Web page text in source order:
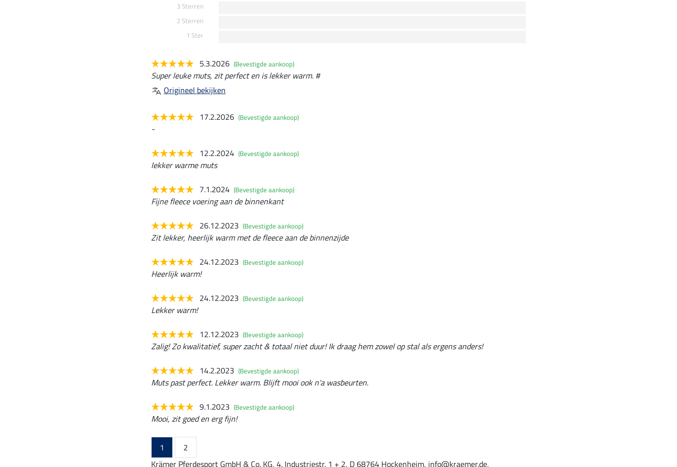
3 Sterren
2 Sterren
1 Ster
5.3.2026 (Bevestigde aankoop)
Super leuke muts, zit perfect en is lekker warm. #
Origineel bekijken
17.2.2026 (Bevestigde aankoop)
-
12.2.2024 (Bevestigde aankoop)
lekker warme muts
7.1.2024 (Bevestigde aankoop)
Fijne fleece voering aan de binnenkant
26.12.2023 (Bevestigde aankoop)
Zit lekker, heerlijk warm met de fleece aan de binnenzijde
24.12.2023 (Bevestigde aankoop)
Heerlijk warm!
24.12.2023 (Bevestigde aankoop)
Lekker warm!
12.12.2023 (Bevestigde aankoop)
Zalig! Zo kwalitatief, super zacht & totaal niet duur! Ik draag hem zowel op stal als ergens anders!
14.2.2023 (Bevestigde aankoop)
Muts past perfect. Lekker warm. Blijft mooi ook n'a wasbeurten.
9.1.2023 (Bevestigde aankoop)
Mooi, zit goed en erg fijn!
1
2
Krämer Pferdesport GmbH & Co. KG, 4. Industriestr. 1 + 2, D 68764 Hockenheim, info@kraemer.de,